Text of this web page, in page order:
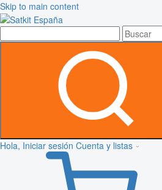
Skip to main content
Hola, Iniciar sesión Cuenta y listas